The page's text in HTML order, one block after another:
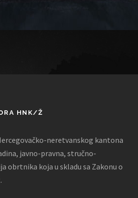
HNK/Ž
neretvanskog kantona
javno-pravna, stručno-
obrtnika koja u skladu sa Zakonu o